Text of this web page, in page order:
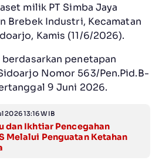
milik PT Simba Jaya
Brebek Industri, Kecamatan
Kamis (11/6/2026).
penetapan
Nomor 563/Pen.Pid.B-
9 Juni 2026.
2026 13:16 WIB
dan Ikhtiar Pencegahan
Melalui Penguatan Ketahan